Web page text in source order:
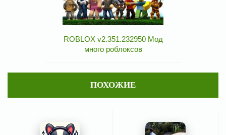
ROBLOX v2.351.232950 Мод
много роблоксов
ПОХОЖИЕ